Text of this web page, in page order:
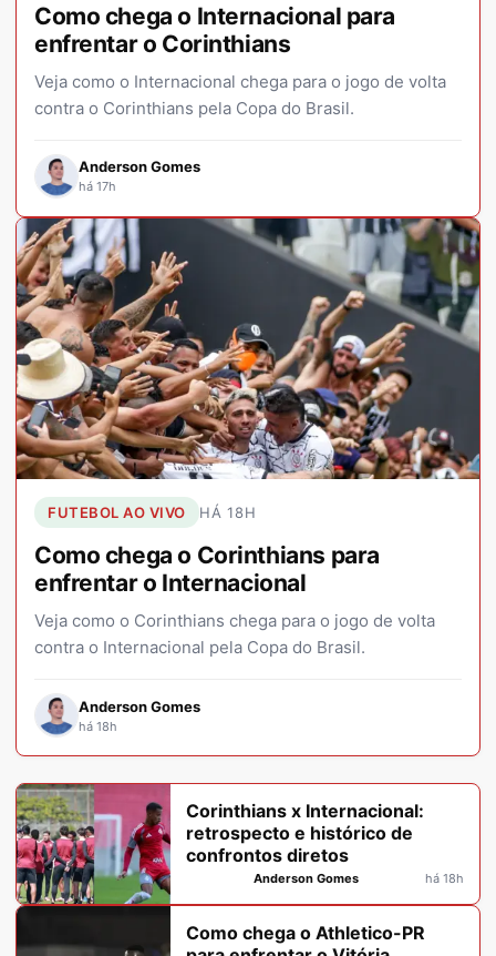
Anderson Gomes
há 17h
Como chega o Internacional para
enfrentar o Corinthians
Veja como o Internacional chega para o jogo de volta
contra o Corinthians pela Copa do Brasil.
Anderson Gomes
há 18h
Como chega o Corinthians para
enfrentar o Internacional
Veja como o Corinthians chega para o jogo de volta
contra o Internacional pela Copa do Brasil.
FUTEBOL AO VIVO HÁ 18H
Anderson Gomes há 18h
Corinthians x Internacional:
retrospecto e histórico de
confrontos diretos
Como chega o Athletico-PR